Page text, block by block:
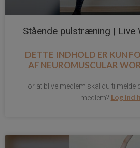
Stående pulstræning | Live
DETTE INDHOLD ER KUN
AF NEUROMUSCULAR
For at blive medlem skal du tilmelde
medlem? Log ind